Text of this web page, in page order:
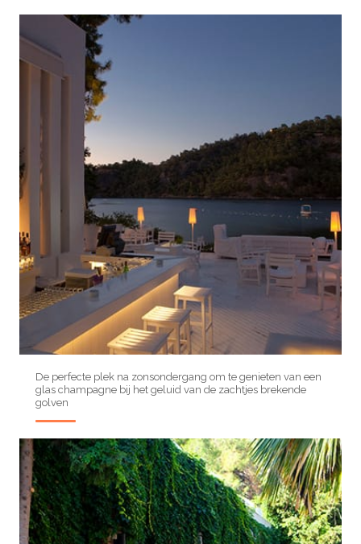
De perfecte plek na zonsondergang om te genieten van een
glas champagne bij het geluid van de zachtjes brekende
golven